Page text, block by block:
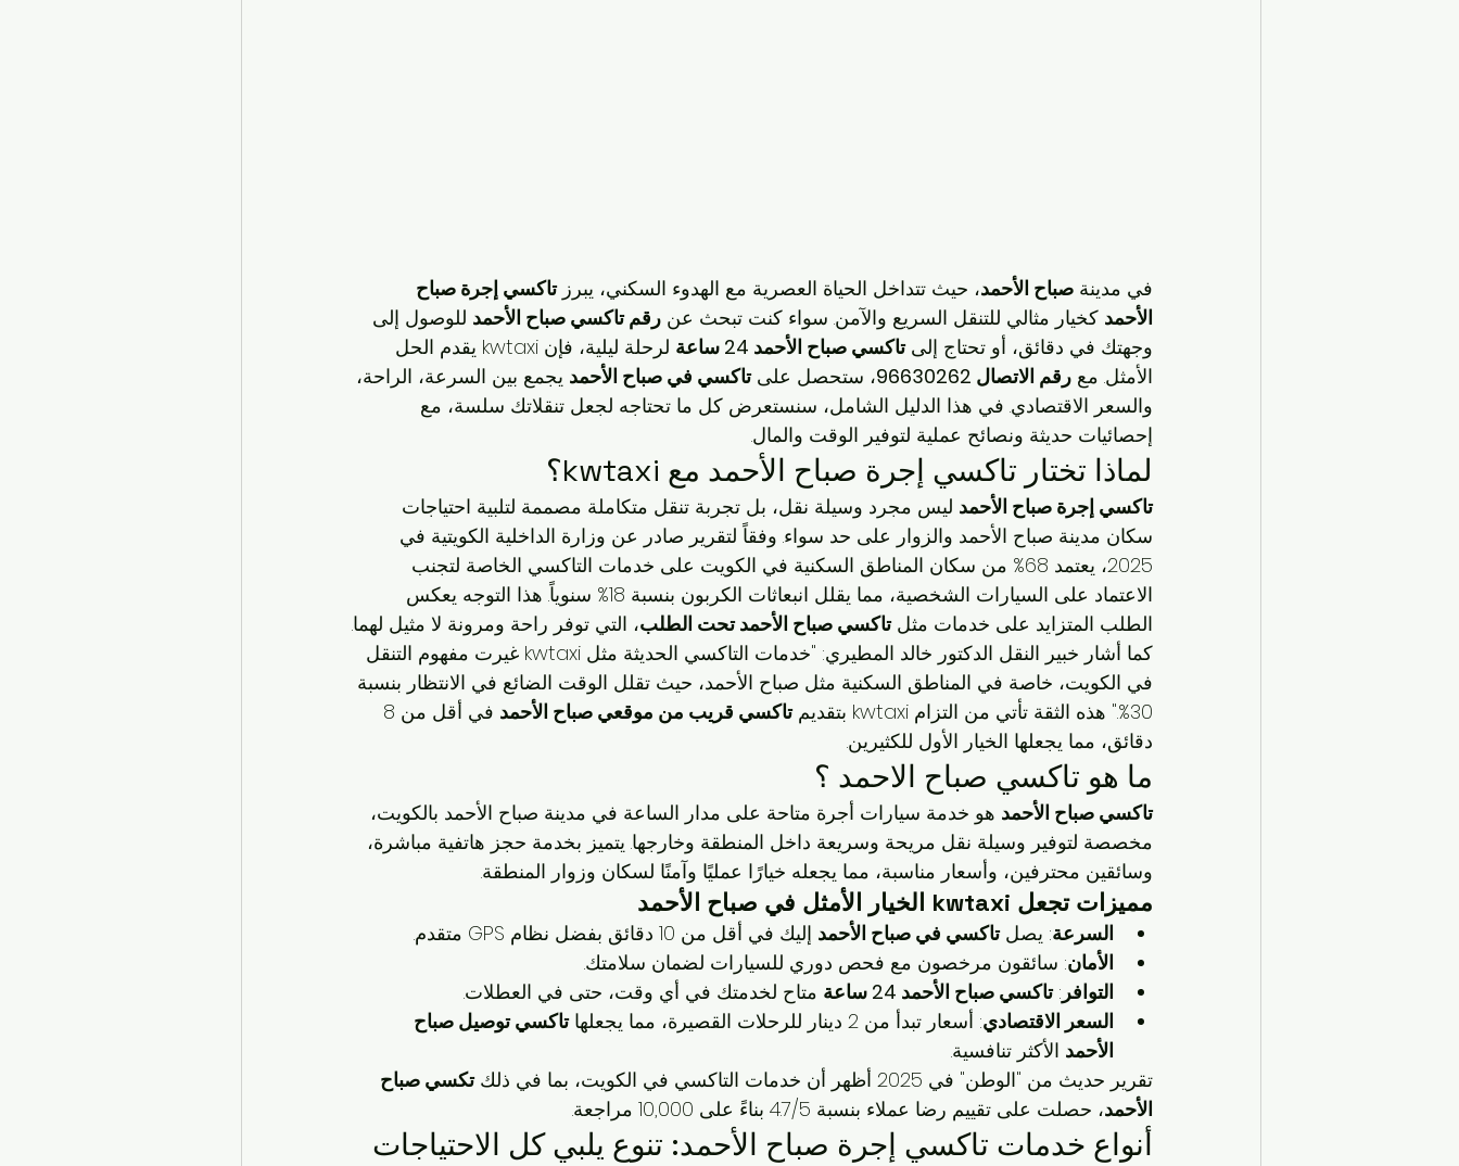
في مدينة صباح الأحمد، حيث تتداخل الحياة العصرية مع الهدوء السكني، يبرز تاكسي إجرة صباح
الأحمد كخيار مثالي للتنقل السريع والآمن. سواء كنت تبحث عن رقم تاكسي صباح الأحمد للوصول إلى
وجهتك في دقائق، أو تحتاج إلى تاكسي صباح الأحمد 24 ساعة
لرحلة ليلية، فإن kwtaxi يقدم الحل
الأمثل. مع رقم الاتصال 96630262 ، ستحصل على تاكسي في صباح الأحمد يجمع بين السرعة، الراحة،
والسعر الاقتصادي. في هذا الدليل الشامل، سنستعرض كل ما تحتاجه لجعل تنقلاتك سلسة، مع
إحصائيات حديثة ونصائح عملية لتوفير الوقت والمال.
لماذا تختار تاكسي إجرة صباح الأحمد مع kwtaxi؟
تاكسي إجرة صباح الأحمد ليس مجرد وسيلة نقل، بل تجربة تنقل متكاملة مصممة لتلبية احتياجات
سكان مدينة صباح الأحمد والزوار على حد سواء. وفقاً لتقرير صادر عن وزارة الداخلية الكويتية في
2025، يعتمد 68% من سكان المناطق السكنية في الكويت على خدمات التاكسي الخاصة لتجنب
الاعتماد على السيارات الشخصية، مما يقلل انبعاثات الكربون بنسبة 18% سنوياً. هذا التوجه يعكس
الطلب المتزايد على خدمات مثل تاكسي صباح الأحمد تحت الطلب، التي توفر راحة ومرونة لا مثيل لهما.
كما أشار خبير النقل الدكتور خالد المطيري: "خدمات التاكسي الحديثة مثل kwtaxi غيرت مفهوم التنقل
في الكويت، خاصة في المناطق السكنية مثل صباح الأحمد، حيث تقلل الوقت الضائع في الانتظار بنسبة
30%." هذه الثقة تأتي من التزام kwtaxi بتقديم
تاكسي قريب من موقعي صباح الأحمد
دقائق، مما يجعلها الخيار الأول للكثيرين.
ما هو تاكسي صباح الاحمد ؟
تاكسي صباح الأحمد هو خدمة سيارات أجرة متاحة على مدار الساعة في مدينة صباح الأحمد بالكويت،
مخصصة لتوفير وسيلة نقل مريحة وسريعة داخل المنطقة وخارجها. يتميز بخدمة حجز هاتفية مباشرة،
وسائقين محترفين، وأسعار مناسبة، مما يجعله خيارًا عمليًا وآمنًا لسكان وزوار المنطقة.
مميزات تجعل kwtaxi الخيار الأمثل في صباح الأحمد
السرعة: يصل تاكسي في صباح الأحمد إليك في أقل من 10 دقائق بفضل نظام GPS متقدم.
الأمان: سائقون مرخصون مع فحص دوري للسيارات لضمان سلامتك.
التوافر : تاكسي صباح الأحمد 24 ساعة
متاح لخدمتك في أي وقت، حتى في العطلات.
السعر الاقتصادي: أسعار تبدأ من 2 دينار للرحلات القصيرة، مما يجعلها
تاكسي توصيل صباح
الأحمد الأكثر تنافسية.
تقرير حديث من "الوطن" في 2025 أظهر أن خدمات التاكسي في الكويت، بما في ذلك
تكسي صباح
الأحمد، حصلت على تقييم رضا عملاء بنسبة 4.7/5 بناءً على 10,000 مراجعة.
أنواع خدمات تاكسي إجرة صباح الأحمد: تنوع يلبي كل الاحتياجات